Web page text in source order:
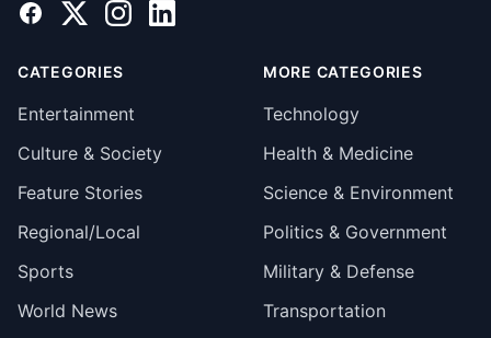
Facebook
X InstagramLinkedIn
CATEGORIES
Entertainment
Culture & Society
Feature Stories
Regional/Local
Sports
World News
MORE CATEGORIES
Technology
Health & Medicine
Science & Environment
Politics & Government
Military & Defense
Transportation